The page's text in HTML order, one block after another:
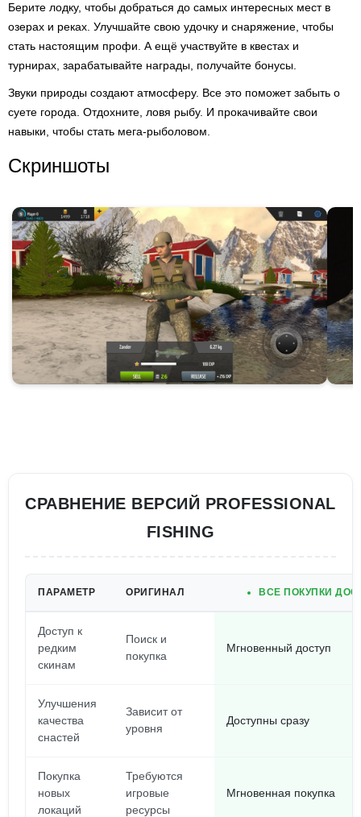
Берите лодку, чтобы добраться до самых интересных мест в
озерах и реках. Улучшайте свою удочку и снаряжение, чтобы
стать настоящим профи. А ещё участвуйте в квестах и
турнирах, зарабатывайте награды, получайте бонусы.
Звуки природы создают атмосферу. Все это поможет забыть о
суете города. Отдохните, ловя рыбу. И прокачивайте свои
навыки, чтобы стать мега-рыболовом.
Скриншоты
СРАВНЕНИЕ ВЕРСИЙ PROFESSIONAL
FISHING
ПАРАМЕТР ОРИГИНАЛ ВСЕ ПОКУПКИ
Доступ к
редким
скинам
Поиск и
покупка
Мгновенный доступ
Улучшения
качества
снастей
Зависит от
уровня
Доступны сразу
Покупка
новых
локаций
Требуются
игровые
ресурсы
Мгновенная покупка